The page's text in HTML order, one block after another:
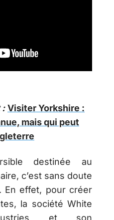
: Visiter Yorkshire :
mais qui peut
destinée au
c’est sans doute
En effet, pour créer
la société White
et son